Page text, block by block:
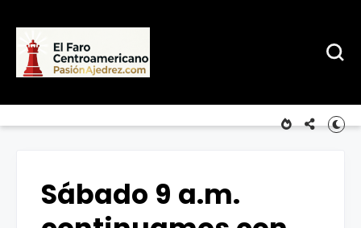
Sábado 9 a.m.